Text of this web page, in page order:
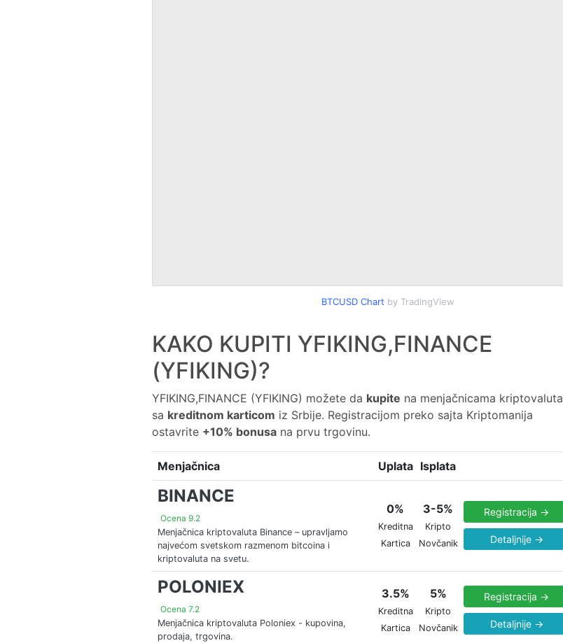
BTCUSD Chart by TradingView
KAKO KUPITI YFIKING,FINANCE
(YFIKING)?
YFIKING,FINANCE (YFIKING) možete da kupite na menjačnicama kriptovaluta
sa kreditnom karticom iz Srbije. Registracijom preko sajta Kriptomanija
ostavrite +10% bonusana prvu trgovinu.
Menjačnica Uplata Isplata
BINANCE
Ocena 9.2
Menjačnica kriptovaluta Binance – upravljamo
najvećom svetskom razmenom bitcoina i
kriptovaluta na svetu.
0%
Kreditna
Kartica
3-5%
Kripto
Novčanik
Registracija →
Detaljnije →
POLONIEX
Ocena 7.2
Menjačnica kriptovaluta Poloniex - kupovina,
prodaja, trgovina.
3.5%
Kreditna
Kartica
5%
Kripto
Novčanik
Registracija →
Detaljnije →